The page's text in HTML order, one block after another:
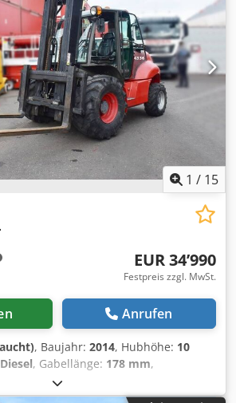
1 / 15
EUR 34’990
Festpreis zzgl. MwSt.
Anrufen
, Baujahr: 2014, Hubhöhe: 10
Diesel, Gabellänge: 178 mm,
Hubkapazität: 4.900 kg Bauhöhe:
ja Technischer Zustand: gut